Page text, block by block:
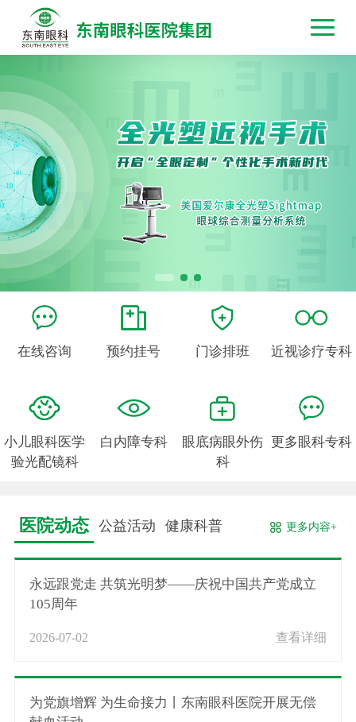
在线咨询 预约挂号 门诊排班 近视诊疗专科
小儿眼科医学
验光配镜科
白内障专科
眼底病眼外伤
科
更多眼科专科
医院动态 公益活动 健康科普 更多内容+
永远跟党走 共筑光明梦——庆祝中国共产党成立
105周年
2026-07-02 查看详细
为党旗增辉 为生命接力丨东南眼科医院开展无偿